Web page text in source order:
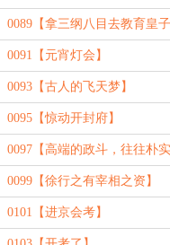
0089【拿三纲八目去教育皇子
0091【元宵灯会】
0093【古人的飞天梦】
0095【惊动开封府】
0097【高端的政斗，往往朴
华】
0099【徐行之有宰相之资】
0101【进京会考】